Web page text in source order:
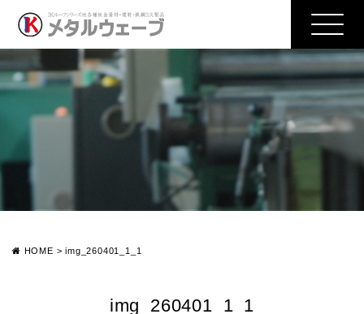
HOME >img_260401_1_1
img_260401_1_1